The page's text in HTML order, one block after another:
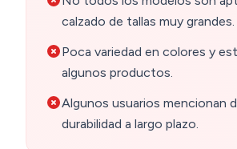
calzado de tallas muy grandes.
Poca variedad en colores y
algunos productos.
Algunos usuarios mencionan
durabilidad a largo plazo.